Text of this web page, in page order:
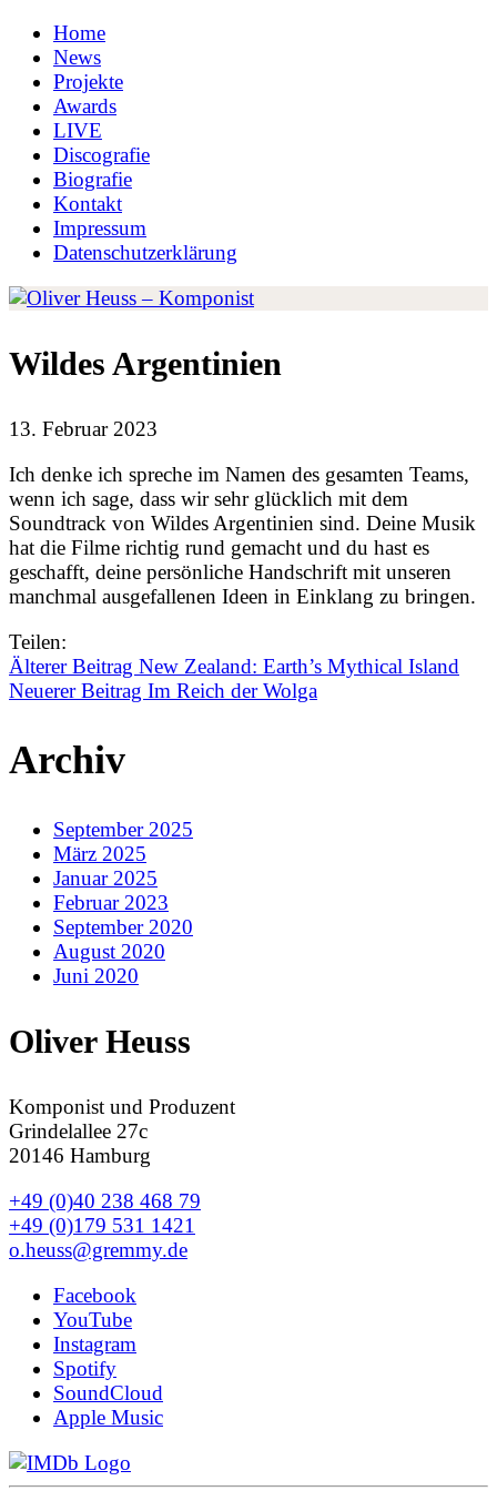
Home
News
Projekte
Awards
LIVE
Discografie
Biografie
Kontakt
Impressum
Datenschutzerklärung
Wildes Argentinien
13. Februar 2023
Ich denke ich spreche im Namen des gesamten Teams,
wenn ich sage, dass wir sehr glücklich mit dem
Soundtrack von Wildes Argentinien sind. Deine Musik
hat die Filme richtig rund gemacht und du hast es
geschafft, deine persönliche Handschrift mit unseren
manchmal ausgefallenen Ideen in Einklang zu bringen.
Teilen:
Älterer Beitrag New Zealand: Earth’s Mythical Island
Neuerer Beitrag Im Reich der Wolga
Archiv
September 2025
März 2025
Januar 2025
Februar 2023
September 2020
August 2020
Juni 2020
Oliver Heuss
Komponist und Produzent
Grindelallee 27c
20146 Hamburg
+49 (0)40 238 468 79
+49 (0)179 531 1421
o.heuss@gremmy.de
Facebook
YouTube
Instagram
Spotify
SoundCloud
Apple Music